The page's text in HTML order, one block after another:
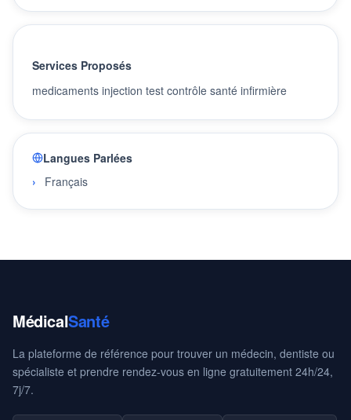
Services Proposés
medicaments injection test contrôle santé infirmière
Langues Parlées
Français
MédicalSanté
La plateforme de référence pour trouver un médecin, dentiste ou
spécialiste et prendre rendez-vous en ligne gratuitement 24h/24,
7j/7.